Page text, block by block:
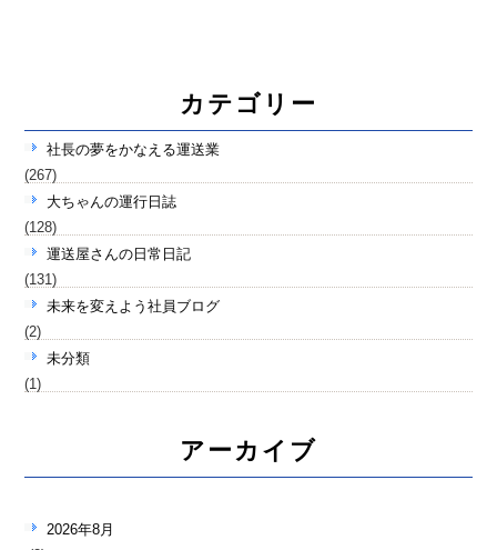
カテゴリー
社長の夢をかなえる運送業
(267)
大ちゃんの運行日誌
(128)
運送屋さんの日常日記
(131)
未来を変えよう社員ブログ
(2)
未分類
(1)
アーカイブ
2026年8月